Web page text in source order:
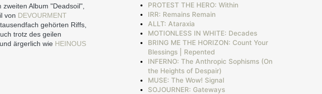
zweiten Album "Deadsoil",
von DEVOURMENT
gehörten Riffs,
trotz des geilen
ärgerlich wie HEINOUS
PROTEST THE HERO: Within
IRR: Remains Remain
ALLT: Ataraxia
MOTIONLESS IN WHITE: Decades
BRING ME THE HORIZON: Count Your
Blessings | Repented
INFERNO: The Anthropic Sophisms (On
the Heights of Despair)
MUSE: The Wow! Signal
SOJOURNER: Gateways